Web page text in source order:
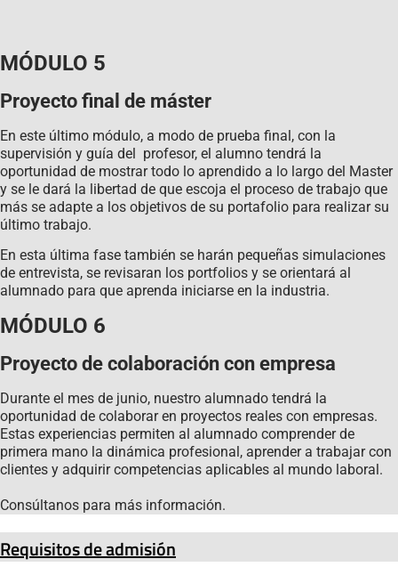
MÓDULO 5
Proyecto final de máster
En este último módulo, a modo de prueba final, con la
supervisión y guía del profesor, el alumno tendrá la
oportunidad de mostrar todo lo aprendido a lo largo del Master
y se le dará la libertad de que escoja el proceso de trabajo que
más se adapte a los objetivos de su portafolio para realizar su
último trabajo.
En esta última fase también se harán pequeñas simulaciones
de entrevista, se revisaran los portfolios y se orientará al
alumnado para que aprenda iniciarse en la industria.
MÓDULO 6
Proyecto de colaboración con empresa
Durante el mes de junio, nuestro alumnado tendrá la
oportunidad de colaborar en proyectos reales con empresas.
Estas experiencias permiten al alumnado comprender de
primera mano la dinámica profesional, aprender a trabajar con
clientes y adquirir competencias aplicables al mundo laboral.
Consúltanos para más información.
Requisitos de admisión